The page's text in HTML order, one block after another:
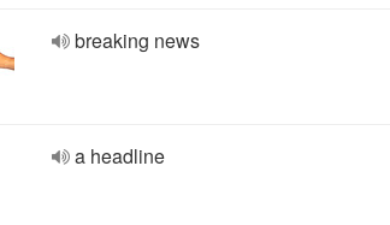
breaking news
a headline